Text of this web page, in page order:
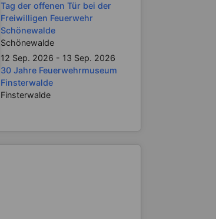
Tag der offenen Tür bei der
Freiwilligen Feuerwehr
Schönewalde
Schönewalde
12 Sep. 2026 - 13 Sep. 2026
30 Jahre Feuerwehrmuseum
Finsterwalde
Finsterwalde